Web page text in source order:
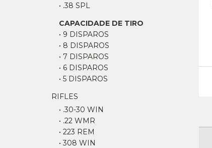
• .38 SPL
CAPACIDADE DE TIRO
• 9 DISPAROS
• 8 DISPAROS
• 7 DISPAROS
• 6 DISPAROS
• 5 DISPAROS
RIFLES
• .30-30 WIN
• .22 WMR
• 223 REM
• 308 WIN